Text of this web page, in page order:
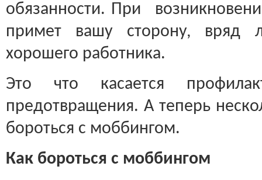
обязанности. При
примет вашу сторону, вряд
хорошего работника.
Это что касается
предотвращения. А теперь
бороться с моббингом.
Как бороться с моббингом